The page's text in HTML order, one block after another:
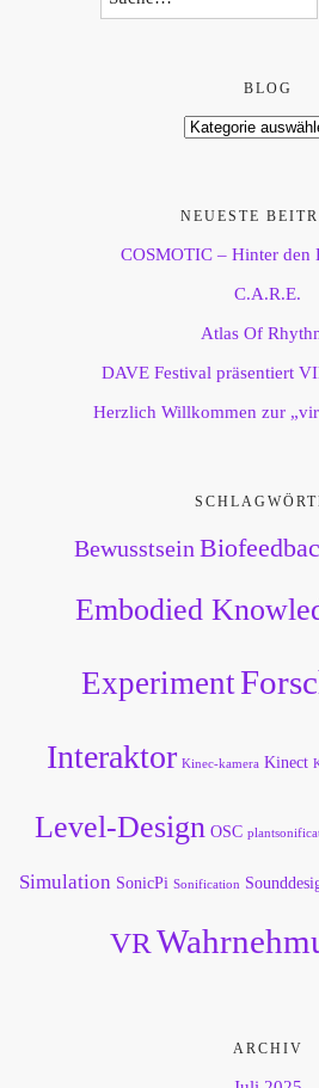
BLOG
NEUESTE
COSMOTIC – Hinter den
C.A.R.E.
Atlas Of
DAVE Festival präsentiert
Herzlich Willkommen zur
Bewusstsein
Embodied
Experiment
Interaktor Kinec-kamera Kinect
Level-Design OSC
Simulation SonicPi Sonification
VR
ARCHIV